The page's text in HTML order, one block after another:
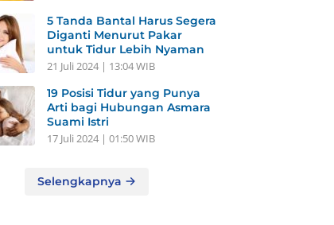
5 Tanda Bantal Harus Segera
Diganti Menurut Pakar
untuk Tidur Lebih Nyaman
21 Juli 2024 | 13:04 WIB
19 Posisi Tidur yang Punya
Arti bagi Hubungan Asmara
Suami Istri
17 Juli 2024 | 01:50 WIB
Selengkapnya